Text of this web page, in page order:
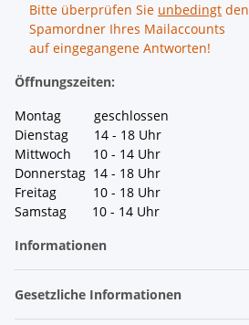
Bitte überprüfen Sie unbedingt den
Spamordner Ihres Mailaccounts
auf eingegangene Antworten!
Öffnungszeiten:
Montag geschlossen
Dienstag 14 - 18 Uhr
Mittwoch 10 - 14 Uhr
Donnerstag 14 - 18 Uhr
Freitag 10 - 18 Uhr
Samstag 10 - 14 Uhr
Informationen
Gesetzliche Informationen